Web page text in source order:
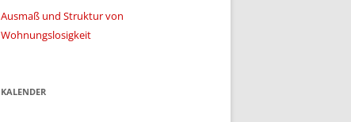
Ausmaß und Struktur von
Wohnungslosigkeit
KALENDER